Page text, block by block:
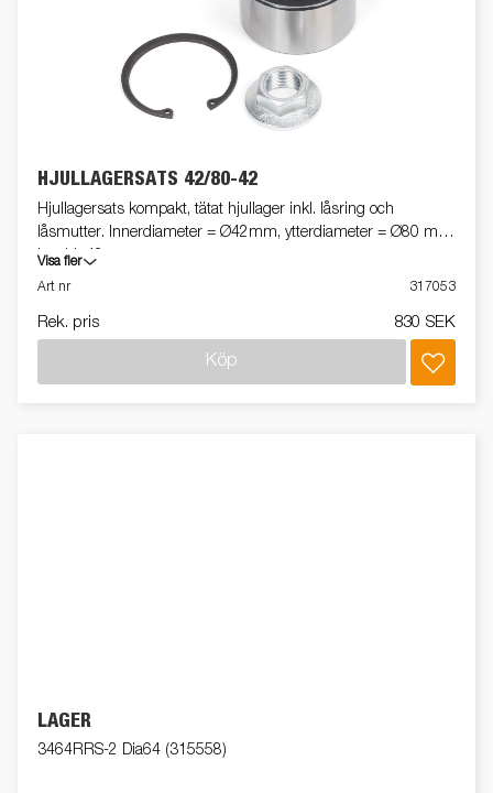
HJULLAGERSATS 42/80-42
Hjullagersats kompakt, tätat hjullager inkl. låsring och
låsmutter. Innerdiameter = Ø42mm, ytterdiameter = Ø80 mm,
bredd=42mm
Visa fler
Art nr
317053
Rek. pris 830 SEK
Köp
LAGER
3464RRS-2 Dia64 (315558)